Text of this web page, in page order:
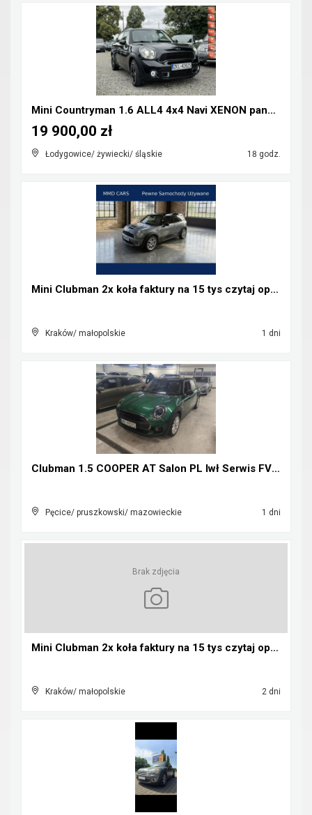
Mini Countryman 1.6 ALL4 4x4 Navi XENON panorama
Łodygowice/ żywiecki/ śląskie 18 godz.
19 900,00 zł
Mini Clubman 2x koła faktury na 15 tys czytaj opis...
Kraków/ małopolskie 1 dni
Clubman 1.5 COOPER AT Salon PL Iwł Serwis FV23%
Pęcice/ pruszkowski/ mazowieckie 1 dni
Brak zdjęcia
Mini Clubman 2x koła faktury na 15 tys czytaj opis...
Kraków/ małopolskie 2 dni